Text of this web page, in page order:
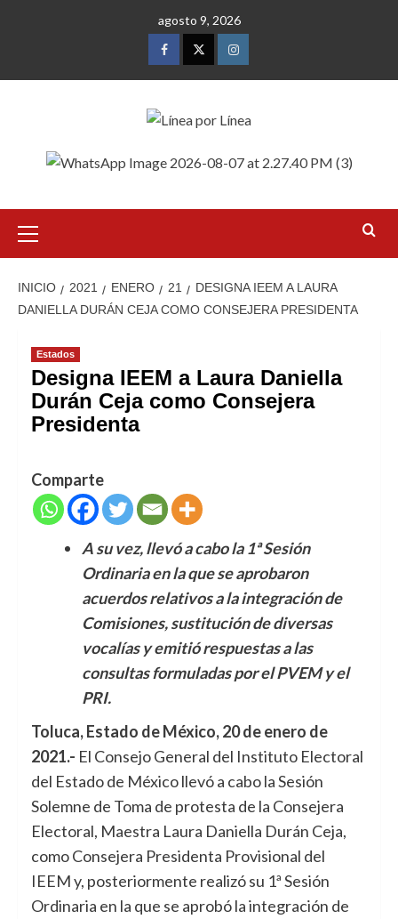
agosto 9, 2026
FacebookTwitterInstagram
primario
INICIO 2021 ENERO 21
DESIGNA IEEM A LAURA
DANIELLA DURÁN CEJA COMO CONSEJERA PRESIDENTA
Estados
Designa IEEM a Laura Daniella
Durán Ceja como Consejera
Presidenta
Comparte
A su vez, llevó a cabo la1ª Sesión
Ordinaria en la que se aprobaron
acuerdos relativos a la integración de
Comisiones, sustitución de diversas
vocalías y emitió respuestas a las
consultas formuladas por el PVEM y el
PRI.
Toluca, Estado de México, 20 de enero de
2021.- El Consejo General del Instituto Electoral
del Estado de México llevó a cabo la Sesión
Solemne de Toma de protesta de la Consejera
Electoral, Maestra Laura Daniella Durán Ceja,
como Consejera Presidenta Provisional del
IEEM y, posteriormente realizó su 1ª Sesión
Ordinaria en la que se aprobó la integración de